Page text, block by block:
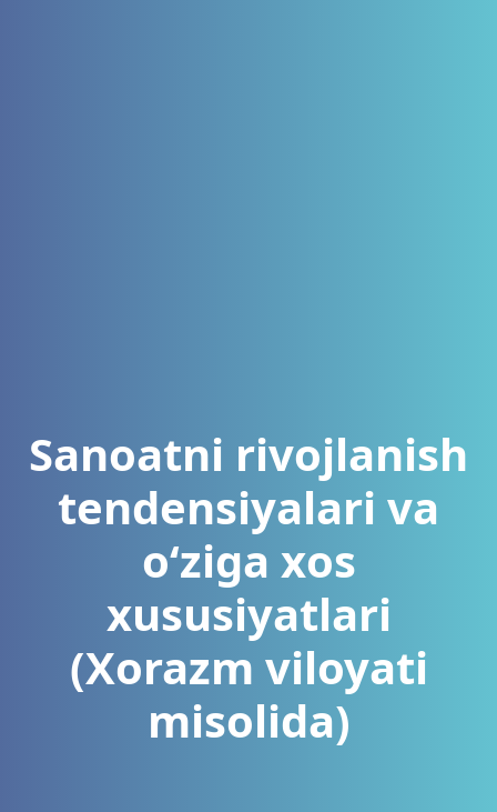
Sanoatni rivojlanish
tendensiyalari vа
oʻzigа xоs
xususiyatlari
(Xorazm viloyati
misolida)